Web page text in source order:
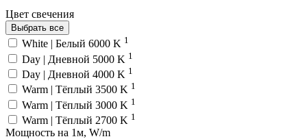
Цвет свечения
Выбрать все
White | Белый 6000 K 1
Day | Дневной 5000 K 1
Day | Дневной 4000 K 1
Warm | Тёплый 3500 K 1
Warm | Тёплый 3000 K 1
Warm | Тёплый 2700 K 1
Мощность на 1м, W/m